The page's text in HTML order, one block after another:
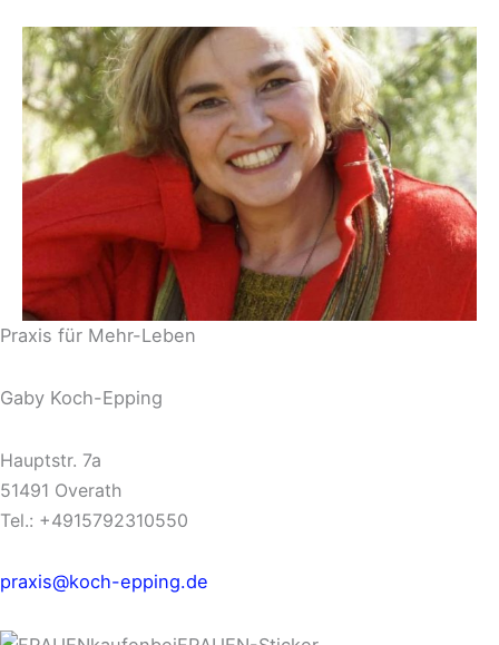
Praxis für Mehr-Leben
Gaby Koch-Epping
Hauptstr. 7a
51491 Overath
Tel.: +4915792310550
praxis@koch-epping.de